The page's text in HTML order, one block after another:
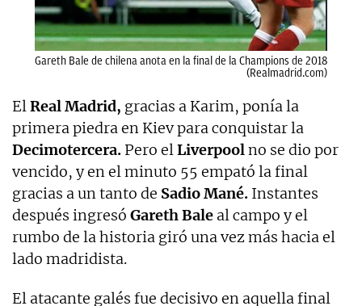
Gareth Bale de chilena anota en la final de la Champions de 2018
(Realmadrid.com)
ElReal Madrid, gracias a Karim, ponía la
primera piedra en Kiev para conquistar la
Decimotercera. Pero elLiverpoolno se dio por
vencido, y en el minuto 55 empató la final
gracias a un tanto de Sadio Mané. Instantes
después ingresó Gareth Bale al campo y el
rumbo de la historia giró una vez más hacia el
lado madridista.
El atacante galés fue decisivo en aquella final